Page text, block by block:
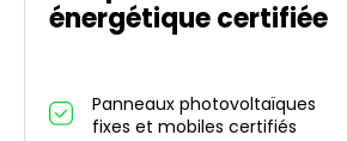
énergétique certifiée
Panneaux photovoltaïques
fixes et mobiles certifiés